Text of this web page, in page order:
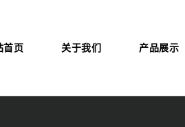
首页 关于我们 产品展示